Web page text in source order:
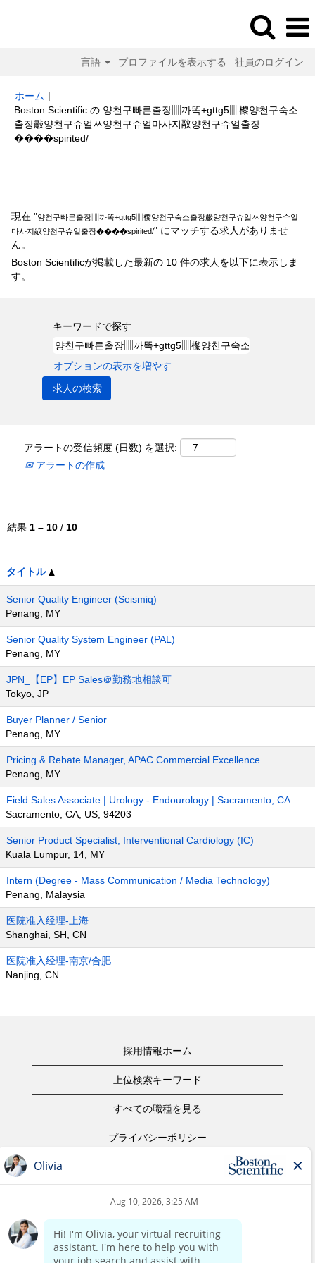
言語 プロファイルを表示する 社員のログイン
ホーム |
Boston Scientific の 양천구빠른출장▥까똑+gttg5▥㰀양천구숙소
출장㪩양천구슈얼ᆻ양천구슈얼마사지䰚양천구슈얼출장
����spirited/(現
現在 "양천구빠른출장▥까똑+gttg5▥㰀양천구숙소출장㪩양천구슈얼ᆻ양천구슈얼
마사지䰚양천구슈얼출장����spirited/" にマッチする求人がありませ
ん。
Boston Scientificが掲載した最新の 10 件の求人を以下に表示しま
す。
キーワードで探す
オプションの表示を増やす
アラートの受信頻度 (日数) を選択:
アラートの作成
結果 1 – 10 / 10
タイトル
Senior Quality Engineer (Seismiq)
Penang, MY
Senior Quality System Engineer (PAL)
Penang, MY
JPN_【EP】EP Sales＠勤務地相談可
Tokyo, JP
Buyer Planner / Senior
Penang, MY
Pricing & Rebate Manager, APAC Commercial Excellence
Penang, MY
Field Sales Associate | Urology - Endourology | Sacramento, CA
Sacramento, CA, US, 94203
Senior Product Specialist, Interventional Cardiology (IC)
Kuala Lumpur, 14, MY
Intern (Degree - Mass Communication / Media Technology)
Penang, Malaysia
医院准入经理-上海
Shanghai, SH, CN
医院准入经理-南京/合肥
Nanjing, CN
採用情報ホーム
上位検索キーワード
すべての職種を見る
プライバシーポリシー
ボストン・サイエンティフィックウェブサイトホーム